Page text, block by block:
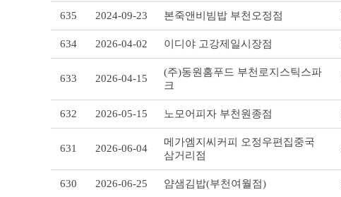
심
소 리
트
테
이
블
635 2024-09-23 본죽앤비빔밥 부천오정점
634 2026-04-02 이디야 고강제일시장점
633 2026-04-15
(주)동원홈푸드 부천로지스틱스파
크
632 2026-05-15 노모어피자 부천원종점
631 2026-06-04
메가엠지씨커피 오정우편집중국
삼거리점
630 2026-06-25 얌샘김밥(부천여월점)